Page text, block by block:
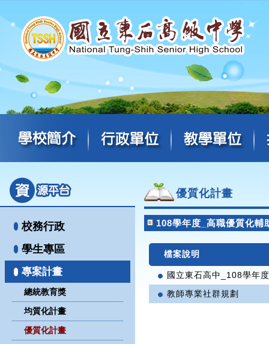
校務行政
學生專區
專案計畫
總統教育獎
均質化計畫
優質化計畫
優質化計畫
108學年度_高職優質化輔
檔案說明
國立東石高中_108學年
教師專業社群規劃